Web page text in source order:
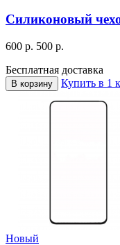
Силиконовый
600 р. 500 р.
Бесплатная доставка
В корзину Купить в 1
Новый